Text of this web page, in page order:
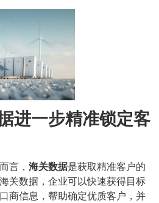
进一步精准锁定客
言， 海关数据是获取精准客户的
关数据，企业可以快速获得目标
商信息，帮助确定优质客户，并